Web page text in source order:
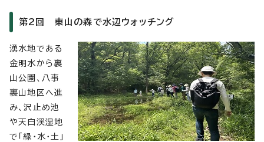
第2回 東山の森で水辺ウォッチング
湧水地である
金明水から裏
山公園、八事
裏山地区へ進
み、沢止め池
や天白渓湿地
で「緑・水・土」